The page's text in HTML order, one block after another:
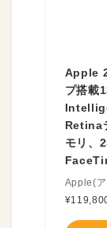
Apple
プ搭載
Retina
モリ、
Apple(